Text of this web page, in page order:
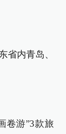
省内青岛、
卷游”3款旅